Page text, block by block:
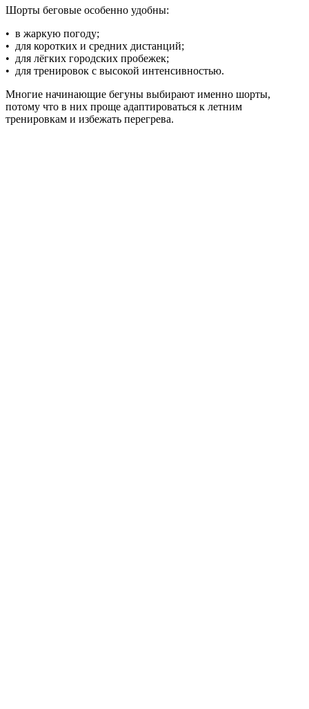
Шорты беговые особенно удобны:
• в жаркую погоду;
• для коротких и средних дистанций;
• для лёгких городских пробежек;
• для тренировок с высокой интенсивностью.
Многие начинающие бегуны выбирают именно шорты,
потому что в них проще адаптироваться к летним
тренировкам и избежать перегрева.